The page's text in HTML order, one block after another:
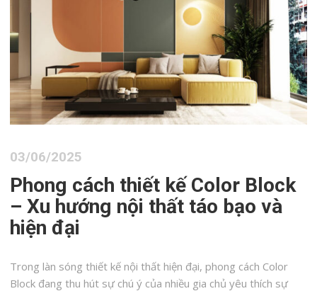
03/06/2025
Phong cách thiết kế Color Block
– Xu hướng nội thất táo bạo và
hiện đại
Trong làn sóng thiết kế nội thất hiện đại, phong cách Color
Block đang thu hút sự chú ý của nhiều gia chủ yêu thích sự